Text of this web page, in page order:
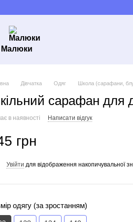
Малюки
Дівчатка Одяг Школа (сарафани,
сарафан для
в наявності Написати відгук
грн
Увійти для відображення накопичувальної
одягу (за зростанням)